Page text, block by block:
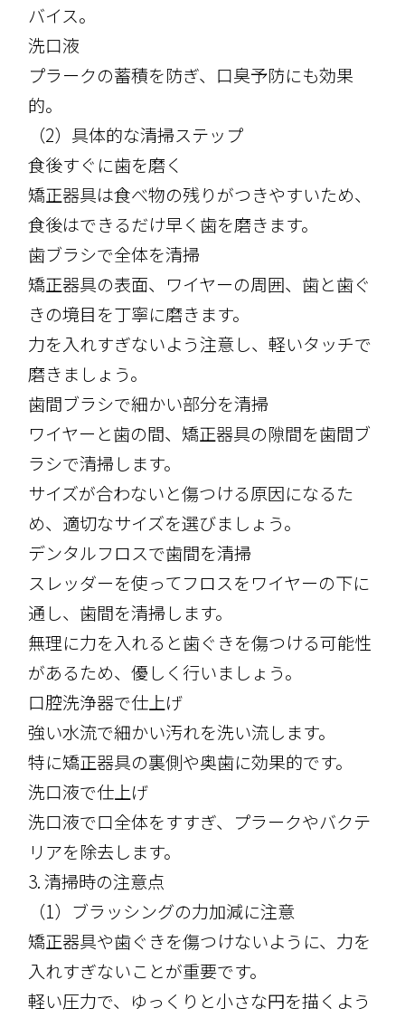
バイス。
洗口液
プラークの蓄積を防ぎ、口臭予防にも効果
的。
（2）具体的な清掃ステップ
食後すぐに歯を磨く
矯正器具は食べ物の残りがつきやすいため、
食後はできるだけ早く歯を磨きます。
歯ブラシで全体を清掃
矯正器具の表面、ワイヤーの周囲、歯と歯ぐ
きの境目を丁寧に磨きます。
力を入れすぎないよう注意し、軽いタッチで
磨きましょう。
歯間ブラシで細かい部分を清掃
ワイヤーと歯の間、矯正器具の隙間を歯間ブ
ラシで清掃します。
サイズが合わないと傷つける原因になるた
め、適切なサイズを選びましょう。
デンタルフロスで歯間を清掃
スレッダーを使ってフロスをワイヤーの下に
通し、歯間を清掃します。
無理に力を入れると歯ぐきを傷つける可能性
があるため、優しく行いましょう。
口腔洗浄器で仕上げ
強い水流で細かい汚れを洗い流します。
特に矯正器具の裏側や奥歯に効果的です。
洗口液で仕上げ
洗口液で口全体をすすぎ、プラークやバクテ
リアを除去します。
3. 清掃時の注意点
（1）ブラッシングの力加減に注意
矯正器具や歯ぐきを傷つけないように、力を
入れすぎないことが重要です。
軽い圧力で、ゆっくりと小さな円を描くよう